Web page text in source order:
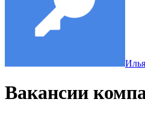
Вакансии